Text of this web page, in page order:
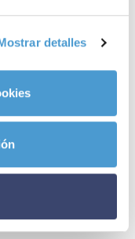
detalles